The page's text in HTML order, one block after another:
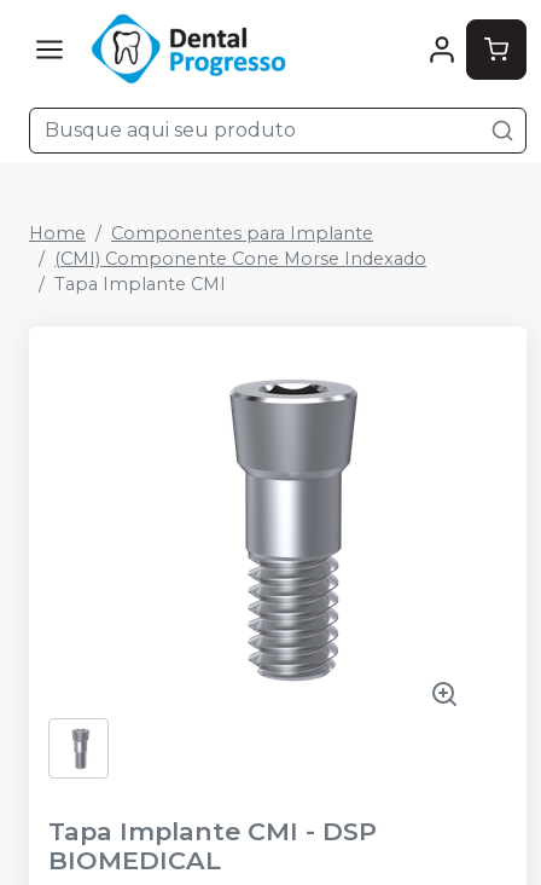
Home
Componentes para Implante
(CMI) Componente Cone Morse Indexado
Tapa Implante CMI
Tapa Implante CMI - DSP
BIOMEDICAL